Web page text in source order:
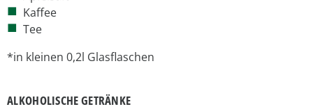
Kaffee
Tee
*in kleinen 0,2l Glasflaschen
ALKOHOLISCHE GETRÄNKE